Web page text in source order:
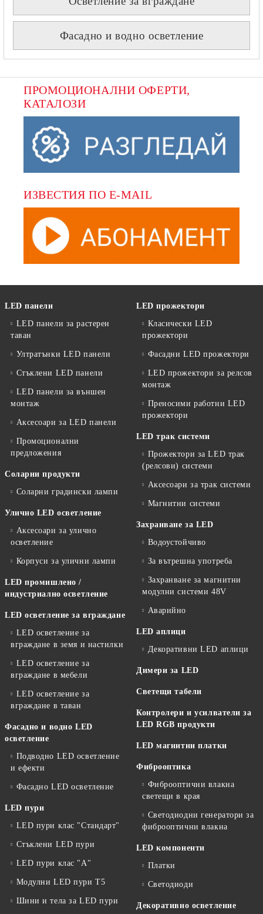
Фасадно и водно осветление
ПРОМОЦИОНАЛНИ ОФЕРТИ,
КАТАЛОЗИ
ИЗВЕСТИЯ ПО E-MAIL
LED панели
LED панели за растерен
таван
Ултратънки LED панели
Стъклени LED панели
LED панели за външен
монтаж
Аксесоари за LED панели
Промоционални
предложения
Соларни продукти
Соларни градински лампи
Улично LED осветление
Аксесоари за улично
осветление
Корпуси за улични лампи
LED промишлено /
индустриално осветление
LED осветление за вграждане
LED осветление за
вграждане в земя и настилки
LED осветление за
вграждане в мебели
LED осветление за
вграждане в таван
Фасадно и водно LED
осветление
Подводно LED осветление
и ефекти
Фасадно LED осветление
LED пури
LED пури клас "Стандарт"
Стъклени LED пури
LED пури клас "А"
Модулни LED пури T5
Шини и тела за LED пури
LED прожектори
Класически LED
прожектори
Фасадни LED прожектори
LED прожектори за релсов
монтаж
Преносими работни LED
прожектори
LED трак системи
Прожектори за LED трак
(релсови) системи
Аксесоари за трак системи
Магнитни системи
Захранване за LED
Водоустойчиво
За вътрешна употреба
Захранване за магнитни
модулни системи 48V
Аварийно
LED аплици
Декоративни LED аплици
Димери за LED
Светещи табели
Контролери и усилватели за
LED RGB продукти
LED магнитни платки
Фиброоптика
Фиброоптични влакна
светещи в края
Светодиодни генератори за
фиброоптични влакна
LED компоненти
Платки
Светодиоди
Декоративно осветление